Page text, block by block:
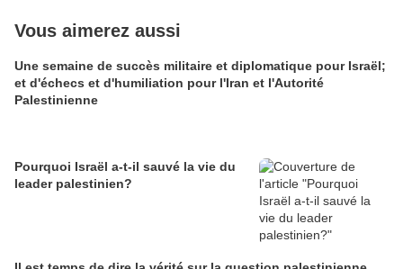
Vous aimerez aussi
Une semaine de succès militaire et diplomatique pour Israël;
et d'échecs et d'humiliation pour l'Iran et l'Autorité
Palestinienne
Pourquoi Israël a-t-il sauvé la vie du
leader palestinien?